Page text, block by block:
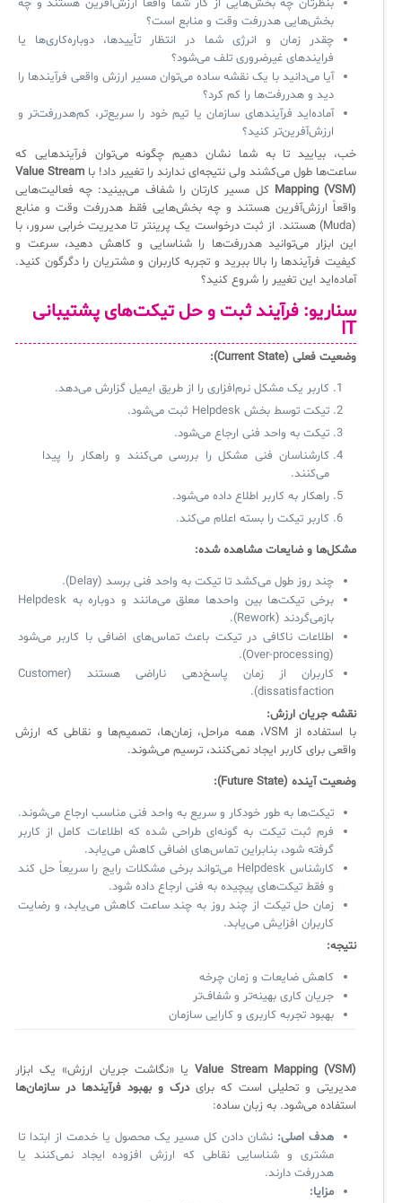
بنظرتان چه بخش‌هایی از کار شما واقعاً ارزش‌آفرین هستند و چه
بخش‌هایی هدررفت وقت و منابع است؟
چقدر زمان و انرژی شما در انتظار تأییدها، دوباره‌کاری‌ها یا
فرایندهای غیرضروری تلف می‌شود؟
آیا می‌دانید با یک نقشه ساده می‌توان مسیر ارزش واقعی فرآیندها را
دید و هدررفت‌ها را کم کرد؟
آماده‌اید فرآیندهای سازمان یا تیم خود را سریع‌تر، کم‌هدررفت‌تر و
ارزش‌آفرین‌تر کنید؟
خب، بیایید تا به شما نشان دهیم چگونه می‌توان فرآیندهایی که
ساعت‌ها طول می‌کشند ولی نتیجه‌ای ندارند را تغییر داد! با Value Stream
Mapping (VSM) کل مسیر کارتان را شفاف می‌بینید: چه فعالیت‌هایی
واقعاً ارزش‌آفرین هستند و چه بخش‌هایی فقط هدررفت وقت و منابع
(Muda) هستند. از ثبت درخواست یک پرینتر تا مدیریت خرابی سرور، با
این ابزار می‌توانید هدررفت‌ها را شناسایی و کاهش دهید، سرعت و
کیفیت فرآیندها را بالا ببرید و تجربه کاربران و مشتریان را دگرگون کنید.
آماده‌اید این تغییر را شروع کنید؟
سناریو: فرآیندثبت و حل تیکت‌های پشتیبانی
IT
وضعیت فعلی (Current State):
کاربر یک مشکل نرم‌افزاری را از طریق ایمیل گزارش می‌دهد.
تیکت توسط بخش Helpdesk ثبت می‌شود.
تیکت به واحد فنی ارجاع می‌شود.
کارشناسان فنی مشکل را بررسی می‌کنند و راهکار را پیدا
می‌کنند.
راهکار به کاربر اطلاع داده می‌شود.
کاربر تیکت را بسته اعلام می‌کند.
مشکل‌ها و ضایعات مشاهده شده:
چند روز طول می‌کشد تا تیکت به واحد فنی برسد (Delay).
برخی تیکت‌ها بین واحدها معلق می‌مانند و دوباره به Helpdesk
بازمی‌گردند (Rework).
اطلاعات ناکافی در تیکت باعث تماس‌های اضافی با کاربر می‌شود
(Over-processing).
کاربران از زمان پاسخ‌دهی ناراضی هستند (Customer
dissatisfaction).
نقشه جریان ارزش:
با استفاده از VSM، همه مراحل، زمان‌ها، تصمیم‌ها و نقاطی که ارزش
واقعی برای کاربر ایجاد نمی‌کنند، ترسیم می‌شوند.
وضعیت آینده (Future State):
تیکت‌ها به طور خودکار و سریع به واحد فنی مناسب ارجاع می‌شوند.
فرم ثبت تیکت به گونه‌ای طراحی شده که اطلاعات کامل از کاربر
گرفته شود، بنابراین تماس‌های اضافی کاهش می‌یابد.
کارشناس Helpdesk می‌تواند برخی مشکلات رایج را سریعاً حل کند
و فقط تیکت‌های پیچیده به فنی ارجاع داده شود.
زمان حل تیکت از چند روز به چند ساعت کاهش می‌یابد، و رضایت
کاربران افزایش می‌یابد.
نتیجه:
کاهش ضایعات و زمان چرخه
جریان کاری بهینه‌تر و شفاف‌تر
بهبود تجربه کاربری و کارایی سازمان
Value Stream Mapping (VSM)یا «نگاشت جریان ارزش» یک ابزار
مدیریتی و تحلیلی است که برایدرک و بهبود فرآیندها در سازمان‌ها
استفاده می‌شود. به زبان ساده:
هدف اصلی: نشان دادن کل مسیر یک محصول یا خدمت از ابتدا تا
مشتری و شناسایی نقاطی که ارزش افزوده ایجاد نمی‌کنند یا
هدررفت دارند.
مزایا:
مدیریت خدمات سازمانی
سرویس دسک پلاس MSP
اندپوینت سنترال [سامانه مدیریت نقاط پایانی]
AD360
◆
Log360 ابزار SIEM
برنامه‌ساز هوشمند App Creator
سیستم هوشمند مدیریت فروش و فاکتور
سامانه مدیریت امنیت اطلاعات
سلف سرویس کاربران
سامانه مدیریت دارایی‌ها [Asset Explorer]
سامانه مدیریت پشتیبانی مشتریان
ManageEngine Malware Protection Plus
سامانه مدیریت دسترسی ممتاز
سامانه مدیریت و مانیتورینگ شبکه
سامانه آزمون آنلاین
راهکارهای مدیریتی فناوری اطلاعات برای مراکز آموزشی و دانشگاه‌ها
مدیریت خدمات منابع انسانی
CIs Control
مجموعه راهکارهای آیناک
لیست کامل 34 تمرین ITIL4
آموزش سیستم مدیریت خدمات فناوری اطلاعات
نکته‌های کلیدی برای مدیر انفورماتیک
آموزش‌ ویدیویی مفاهیم سرویس دسک
ITIL & SDP
◆
آموزش فارسی ITIL4
چارچوب ITIL برای همه
فلافلی_فناوری
آرشیو دانلودهای مدانت
ثبت‌نام در دوره‌های آموزشی تخصصی
لیست دوره‌ها
مقالات آموزشی